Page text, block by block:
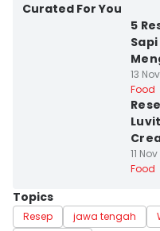
Curated For You
5
13
Food
11
Food
Topics
Resep jawa tengah